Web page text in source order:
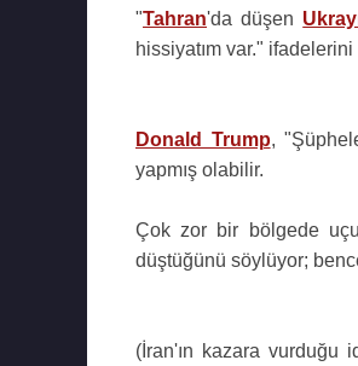
"Tahran'da düşen
hissiyatım var." ifadelerini
Donald Trump,
yapmış olabilir.
Çok zor bir bölgede
düştüğünü söylüyor;
(İran'ın kazara vurduğu